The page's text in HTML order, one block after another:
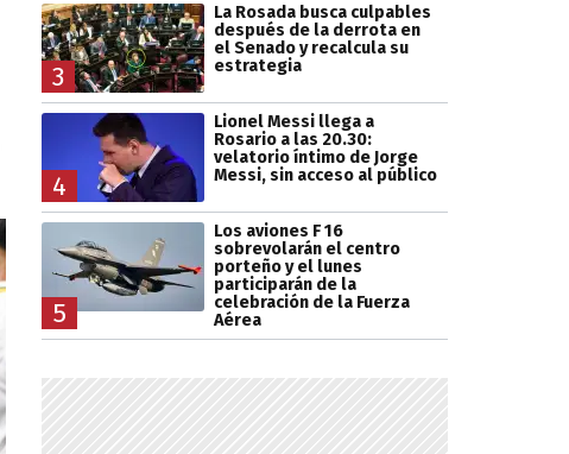
3
La Rosada busca culpables
después de la derrota en
el Senado y recalcula su
estrategia
4
Lionel Messi llega a
Rosario a las 20.30:
velatorio íntimo de Jorge
Messi, sin acceso al público
5
Los aviones F 16
sobrevolarán el centro
porteño y el lunes
participarán de la
celebración de la Fuerza
Aérea